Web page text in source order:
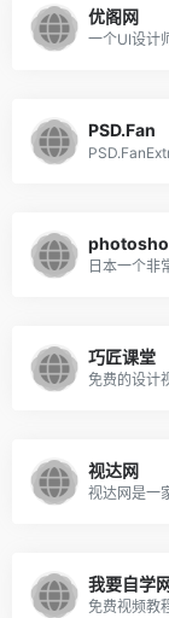
优阁网
一个UI设计
PSD.Fan
日本一个非
巧匠课堂
免费的设计
视达网
视达网是一
我要自学
免费视频教